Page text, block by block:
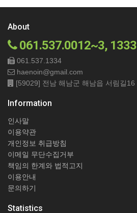
About
061.537.0012~3, 1333
061.537.1334
haenoin@gmail.com
[59029] 전남 해남군 해남읍 서림길16
Information
인사말
이용약관
개인정보 취급방침
이메일 무단수집거부
책임의 한계와 법적고지
이용안내
문의하기
Statistics